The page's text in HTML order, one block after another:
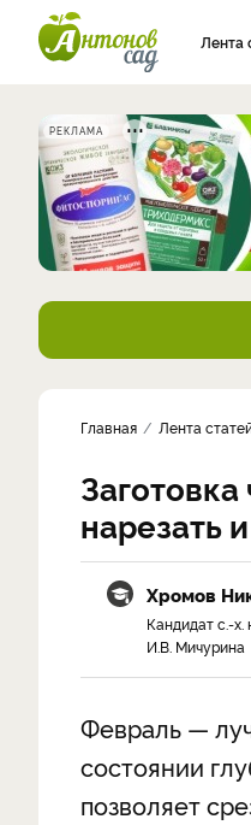
Лента
РЕКЛАМА
Главная Лента
нарезать
Хромов
Кандидат с.-
И.В. Мичурина
Февраль —
состоянии
позволяет